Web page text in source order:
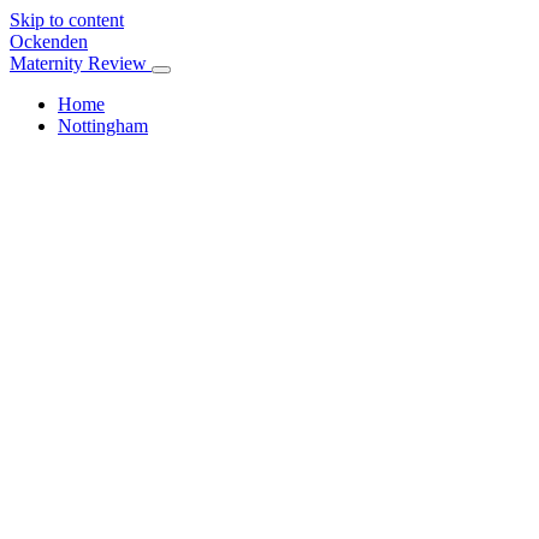
Skip to content
Ockenden
Maternity Review
Home
Nottingham